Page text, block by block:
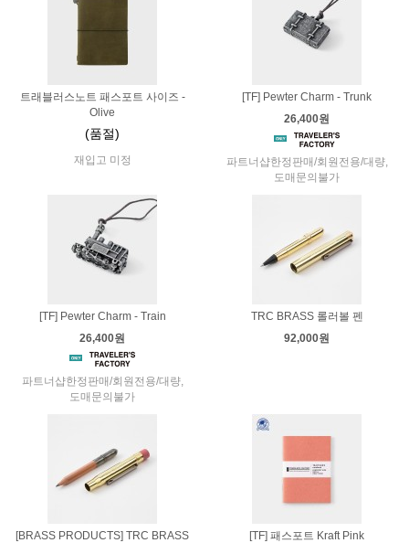
트래블러스노트 패스포트 사이즈 -
Olive
(품절)
재입고 미정
[TF] Pewter Charm - Trunk
26,400원
파트너샵한정판매/회원전용/대량,
도매문의불가
[TF] Pewter Charm - Train
26,400원
파트너샵한정판매/회원전용/대량,
도매문의불가
TRC BRASS 롤러볼 펜
92,000원
[BRASS PRODUCTS] TRC BRASS
[TF] 패스포트 Kraft Pink